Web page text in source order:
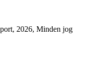
2026, Minden jog